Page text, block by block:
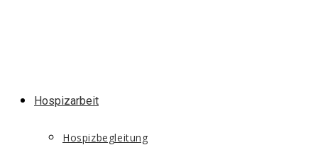
Hospizarbeit
Hospizbegleitung